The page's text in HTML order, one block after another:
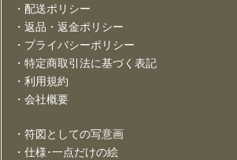
・配送ポリシー
・返品・返金ポリシー
・プライバシーポリシー
・特定商取引法に基づく表記
・利用規約
・会社概要
・符図としての写意画
・仕様･一点だけの絵